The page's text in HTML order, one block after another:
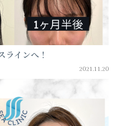
ラインへ！
2021.11.20